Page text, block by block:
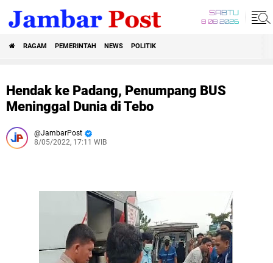
SABTU
8 08 2026
RAGAM PEMERINTAH NEWS POLITIK
Hendak ke Padang, Penumpang BUS
Meninggal Dunia di Tebo
JambarPost
8/05/2022, 17:11 WIB